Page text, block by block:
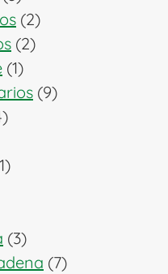
productos
22
productos
22
11
producto
99
4
11
33
productos
77